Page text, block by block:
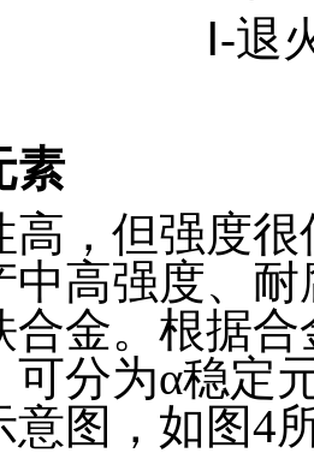
Ⅰ-退
素
高，但强度
中高强度、
合金。根据
可分为α稳定
意图，如图4